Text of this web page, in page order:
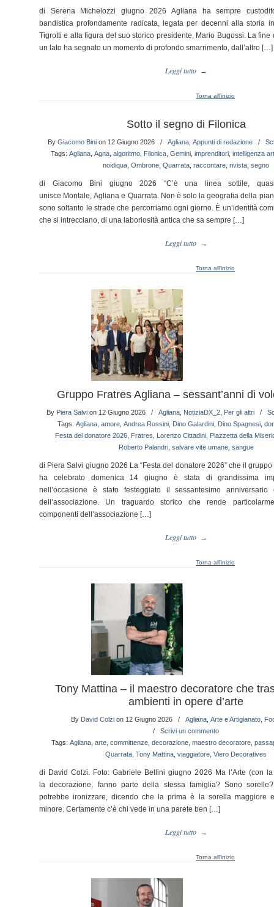
di Serena Michelozzi giugno 2026 Agliana ha sempre
bandistica profondamente radicata, legata per decenni alla storia
Tigrotti e alla figura del suo storico presidente, Mario Bugossi. La fine
un lato ha segnato un momento di profondo smarrimento, dall’altro […]
Leggi tutto →
Torna all'inizio
Sotto il segno di Filonica
By Giacomo Bini on 12 Giugno 2026 / Agliana Appunti di redazione /
Tags: Agliana Agna algoritmo Filonica Gemini imprenditori intelligenza
noidiqua Ombrone Quarrata raccontare rivista segno
di Giacomo Bini giugno 2026 “C’è una linea sottile,
unisce Montale, Agliana e Quarrata. Non è solo la geografia della
sono soltanto le strade che percorriamo ogni giorno. È un’identità
che si intrecciano, di una laboriosità antica che sa sempre […]
Leggi tutto →
Torna all'inizio
Gruppo Fratres Agliana – sessant’anni di
By Piera Salvion 12 Giugno 2026 / Agliana, NotiziaDX_2, Per gli altri /
Tags: Agliana, amore, Andrea Rossini, Dino Galardini, Dino Spagnesi,
Festa del donatore 2026, Fratres Lorenzo Cittadini, Piazzetta della
Roberto Palandri, salvare vite umane, sangue
di Piera Salvi giugno 2026 La “Festa del donatore 2026” che il
ha celebrato domenica 14 giugno è stata di grandissima
nell’occasione è stato festeggiato il sessantesimo anniversario
dell’associazione. Un traguardo storico che rende
componenti dell’associazione […]
Leggi tutto →
Torna all'inizio
Tony Mattina – il maestro decoratore che
ambienti in opere d’arte
By David Colzi on 12 Giugno 2026 / Agliana Arte e Artigianato
/ Scrivi un commento
Tags: Agliana, arte, committenze, decorazione, maestro decoratore,
Quarrata Tony Mattina viaggiatore Viero Decoratives
di David Colzi. Foto: Gabriele Bellini giugno 2026 Ma l’Arte (con la
la decorazione, fanno parte della stessa famiglia? Sono
potrebbe ironizzare, dicendo che la prima è la sorella maggiore
minore. Certamente c’è chi vede in una parete ben […]
Leggi tutto →
Torna all'inizio